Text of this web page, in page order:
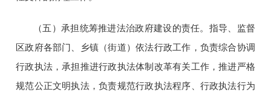
（五）承担统筹推进法治政府建设的责任。指导、监督
区政府各部门、乡镇（街道）依法行政工作，负责综合协调
行政执法，承担推进行政执法体制改革有关工作，推进严格
规范公正文明执法，负责规范行政执法程序、行政执法行为